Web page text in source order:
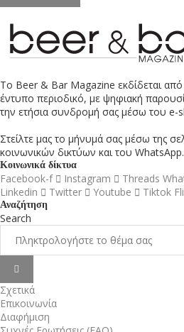
Το Beer & Bar Magazine εκδίδεται
έντυπο περιοδικό, με ψηφιακή
την ετήσια συνδρομή σας μέσω του e-
Στείλτε μας το μήνυμά σας μέσω της
κοινωνικών δικτύων και του WhatsApp.
Κοινωνικά δίκτυα
Facebook-f Instagram Threads
Linkedin
Twitter Youtube Tiktok
Αναζήτηση
Search
Σχετικά
Επικοινωνία
Διαφήμιση